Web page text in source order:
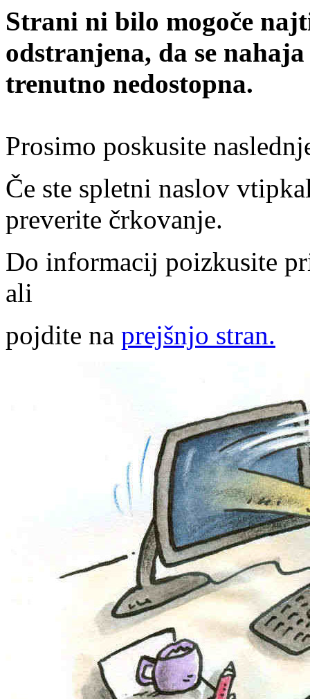
Strani ni bilo mogoče
odstranjena, da se
trenutno nedostopna.
Prosimo poskusite
Če ste spletni naslov
preverite črkovanje.
Do informacij poizkusite
ali
pojdite na prejšnjo stran.